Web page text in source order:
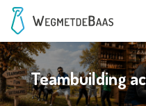
Teambuilding